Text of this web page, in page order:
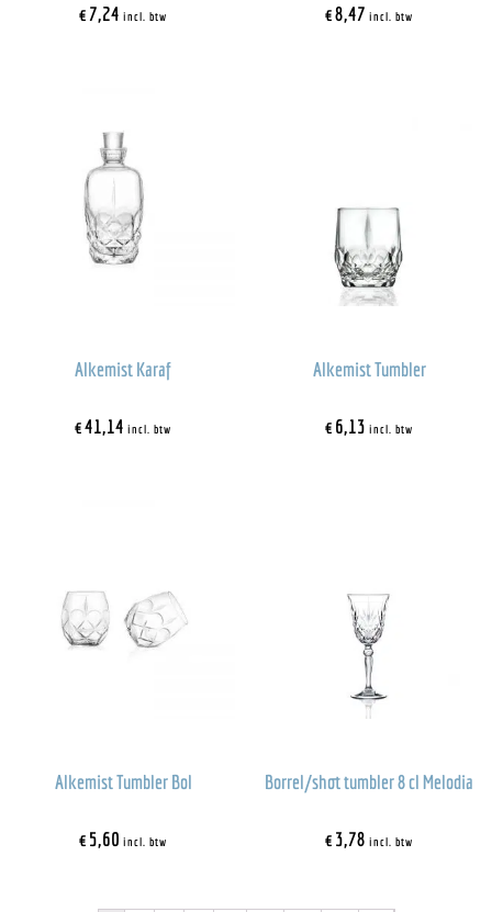
€7,24 incl. btw €8,47 incl. btw
Alkemist Karaf
€41,14 incl. btw
Alkemist Tumbler
€6,13 incl. btw
Alkemist Tumbler Bol
€5,60 incl. btw
Borrel/shot tumbler 8 cl Melodia
€3,78 incl. btw